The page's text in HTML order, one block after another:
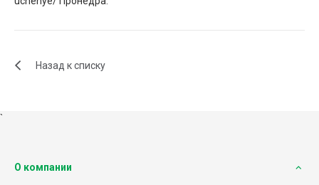
Назад к списку
`
О компании